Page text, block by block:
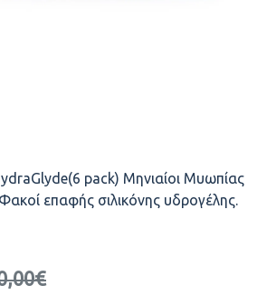
pack) Μηνιαίοι Μυωπίας
επαφής σιλικόνης υδρογέλης.